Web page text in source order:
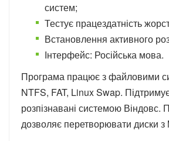
систем;
Тестує працездатність
Встановлення активного
Інтерфейс: Російська мова.
Програма працює з файловими
NTFS, FAT, Linux Swap.
розпізнавані системою Віндовс.
дозволяє перетворювати диски з